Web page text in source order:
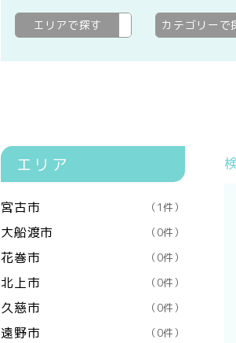
エリアで探す 盛岡市カテゴリーで
エリア
宮古市 （1件）
大船渡市 （0件）
花巻市 （0件）
北上市 （0件）
久慈市 （0件）
遠野市 （0件）